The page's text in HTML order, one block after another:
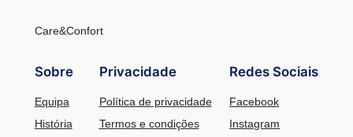
Care&Confort
Sobre
Equipa
História
Privacidade
Política de privacidade
Termos e condições
Redes Sociais
Facebook
Instagram